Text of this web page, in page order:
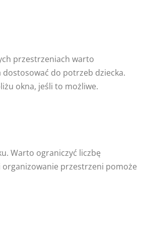
przestrzeniach warto
do potrzeb dziecka.
okna, jeśli to możliwe.
Warto ograniczyć liczbę
przestrzeni pomoże